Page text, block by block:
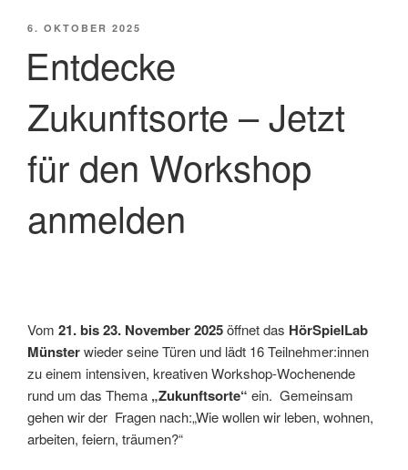
VERÖFFENTLICHT
6. OKTOBER 2025
Entdecke
Zukunftsorte – Jetzt
für den Workshop
anmelden
Vom 21. bis 23. November 2025öffnet das HörSpielLab
Münsterwieder seine Türen und lädt 16 Teilnehmer:innen
zu einem intensiven, kreativen Workshop-Wochenende
rund um das Thema „Zukunftsorte“ ein. Gemeinsam
gehen wir der Fragen nach:„Wie wollen wir leben, wohnen,
arbeiten, feiern, träumen?“